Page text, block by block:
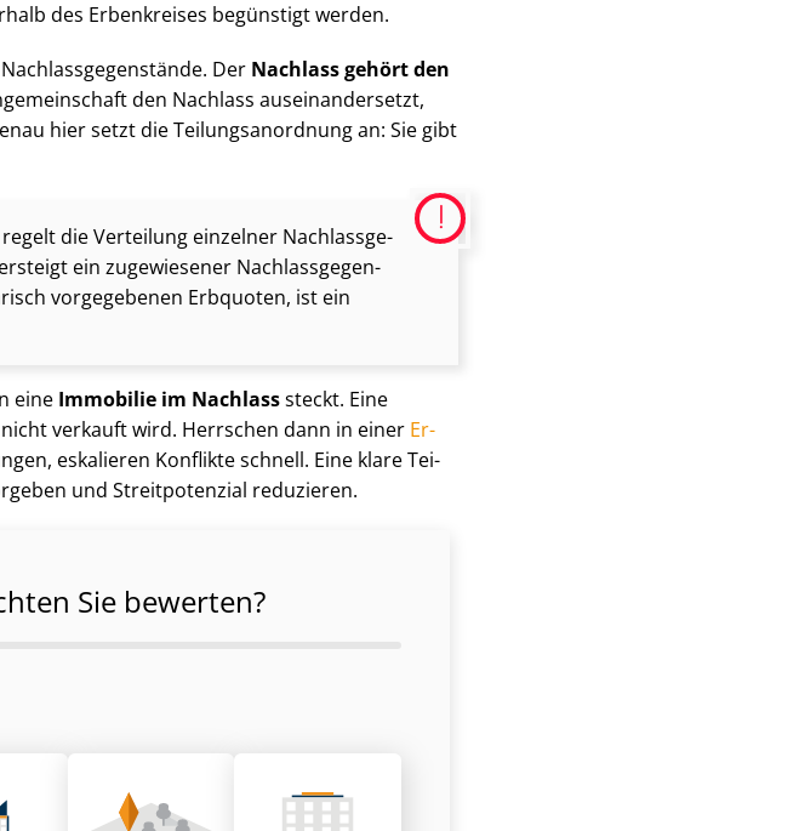
des Erbenkreises begünstigt werden.
Der Nachlass gehört den
den Nachlass aus­ein­an­der­setzt,
hier setzt die Tei­lungs­an­ord­nung an: Sie gibt
die Verteilung einzelner Nach­lass­ge­
ein zugewiesener Nach­lass­ge­gen­
vorgegebenen Erbquoten, ist ein
eine Immobilie im Nachlasssteckt. Eine
verkauft wird. Herrschen dann in einer Er­
eskalieren Konflikte schnell. Eine klare Tei­
und Streitpotenzial reduzieren.
Sie bewerten?